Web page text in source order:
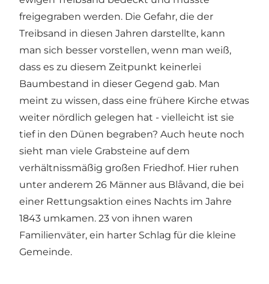
freigegraben werden. Die Gefahr, die der
Treibsand in diesen Jahren darstellte, kann
man sich besser vorstellen, wenn man weiß,
dass es zu diesem Zeitpunkt keinerlei
Baumbestand in dieser Gegend gab. Man
meint zu wissen, dass eine frühere Kirche etwas
weiter nördlich gelegen hat - vielleicht ist sie
tief in den Dünen begraben? Auch heute noch
sieht man viele Grabsteine auf dem
verhältnissmäßig großen Friedhof. Hier ruhen
unter anderem 26 Männer aus Blåvand, die bei
einer Rettungsaktion eines Nachts im Jahre
1843 umkamen. 23 von ihnen waren
Familienväter, ein harter Schlag für die kleine
Gemeinde.